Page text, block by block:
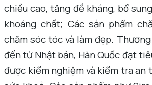
chiều cao, tăng đề kháng, bổ
khoáng chất; Các sản phẩm
chăm sóc tóc và làm đẹp.
đến từ Nhật bản, Hàn Quốc đạt
được kiểm nghiệm và kiểm tra an